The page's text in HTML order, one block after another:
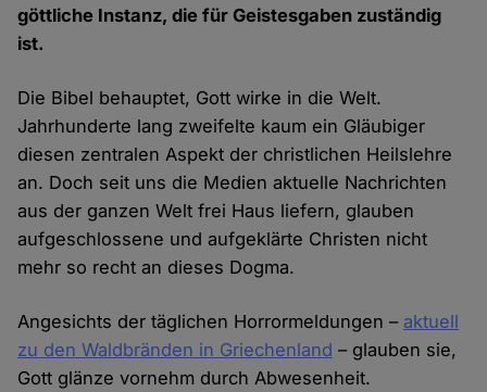
göttliche Instanz, die für Geistesgaben zuständig
ist.
Die Bibel behauptet, Gott wirke in die Welt.
Jahrhunderte lang zweifelte kaum ein Gläubiger
diesen zentralen Aspekt der christlichen Heilslehre
an. Doch seit uns die Medien aktuelle Nachrichten
aus der ganzen Welt frei Haus liefern, glauben
aufgeschlossene und aufgeklärte Christen nicht
mehr so recht an dieses Dogma.
Angesichts der täglichen Horrormeldungen – aktuell
zu den Waldbränden in Griechenland – glauben sie,
Gott glänze vornehm durch Abwesenheit.